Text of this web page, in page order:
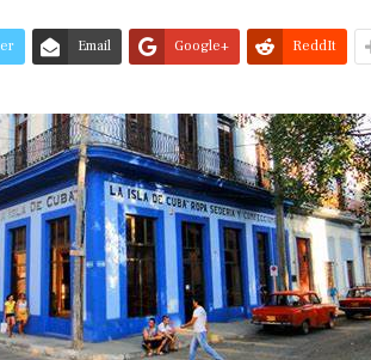
Email Google+ ReddIt